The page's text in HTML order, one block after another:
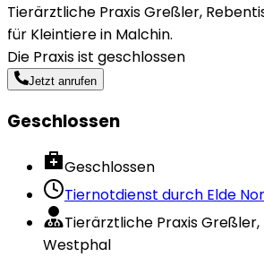
Tierärztliche Praxis Greßler,
für Kleintiere in Malchin.
Die Praxis ist geschlossen
Jetzt anrufen
Geschlossen
Geschlossen
Tiernotdienst durch Elde
Tierärztliche Praxis
Westphal